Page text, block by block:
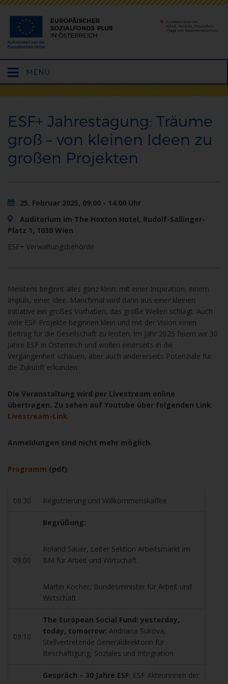
Hauptmenü
öffnen
MENÜ
ESF+ Jahrestagung: Träume
groß – von kleinen Ideen zu
großen Projekten
25. Februar 2025, 09:00 - 14:00 Uhr
Auditorium im The Hoxton Hotel, Rudolf-Sallinger-
Platz 1, 1030 Wien
ESF+ Verwaltungsbehörde
Meistens beginnt alles ganz klein; mit einer Inspiration, einem
Impuls, einer Idee. Manchmal wird dann aus einer kleinen
Initiative ein großes Vorhaben, das große Wellen schlägt. Auch
viele ESF Projekte beginnen klein und mit der Vision einen
Beitrag für die Gesellschaft zu leisten. Im Jahr 2025 feiern wir 30
Jahre ESF in Österreich und wollen einerseits in die
Vergangenheit schauen, aber auch andererseits Potenziale für
die Zukunft erkunden.
Die Veranstaltung wird per Livestream online
übertragen. Zu sehen auf Youtube über folgenden Link:
Livestream-Link
Anmeldungen sind nicht mehr möglich.
Programm (pdf)
08:30 Registrierung und Willkommenskaffee
09:00
Begrüßung:
Roland Sauer, Leiter Sektion Arbeitsmarkt im
BM für Arbeit und Wirtschaft
Martin Kocher, Bundesminister für Arbeit und
Wirtschaft
09:10
The European Social Fund: yesterday,
today, tomorrow: Andriana Sukova,
Stellvertretende Generaldirektorin für
Beschäftigung, Soziales und Integration
Gespräch – 30 Jahre ESF: ESF Akteurinnen der